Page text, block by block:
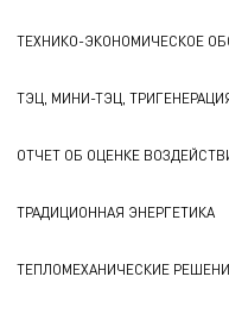
ТЕХНИКО-ЭКОНОМИЧЕСКОЕ
ТЭЦ, МИНИ-ТЭЦ,
ОТЧЕТ ОБ ОЦЕНКЕ
ТРАДИЦИОННАЯ ЭНЕРГЕТИКА
ТЕПЛОМЕХАНИЧЕСКИЕ